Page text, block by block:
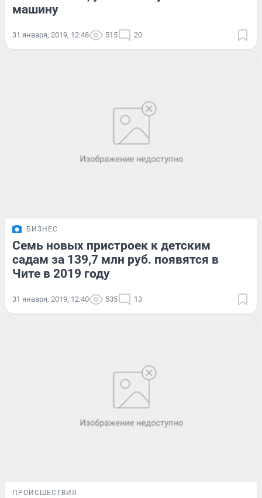
машину
31 января, 2019, 12:48 515 20
БИЗНЕС
Семь новых пристроек к детским
садам за 139,7 млн руб. появятся в
Чите в 2019 году
31 января, 2019, 12:40 535 13
ПРОИСШЕСТВИЯ